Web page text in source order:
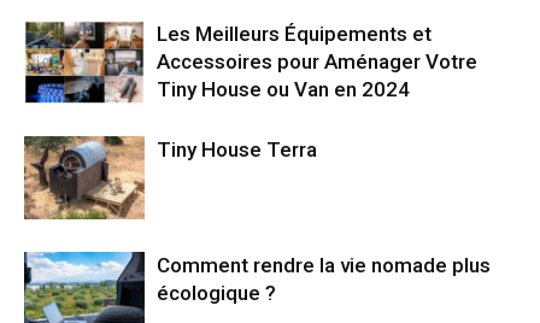
Les Meilleurs Équipements et
Accessoires pour Aménager Votre
Tiny House ou Van en 2024
Tiny House Terra
Comment rendre la vie nomade plus
écologique ?